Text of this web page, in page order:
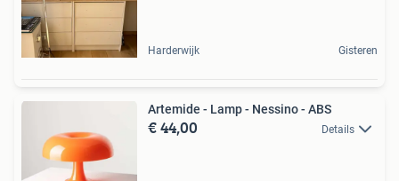
Harderwijk Gisteren
Artemide - Lamp - Nessino - ABS
€ 44,00 Details